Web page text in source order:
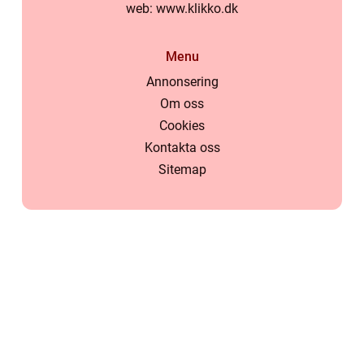
web: www.klikko.dk
Menu
Annonsering
Om oss
Cookies
Kontakta oss
Sitemap